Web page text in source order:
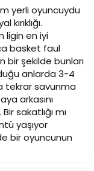
yerli oyuncuydu
ligin en iyi
basket faul
bir şekilde bunları
anlarda 3-4
tekrar savunma
arkasını
sakatlığı mı
yaşıyor
bir oyuncunun